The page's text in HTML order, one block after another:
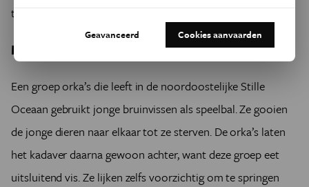
toppredator in zee en de toppredator op het land.
Macabere spelvreugde
Een groep orka’s die leeft in de noordoostelijke Stille
Oceaan gebruikt jonge bruinvissen als speelbal. Ze gooien
de jonge dieren naar elkaar tot ze sterven. De orka’s laten
het kadaver daarna gewoon achter, want deze groep eet
uitsluitend vis. Ze lijken zelfs voorzichtig om te springen
Geavanceerd Cookies aanvaarden